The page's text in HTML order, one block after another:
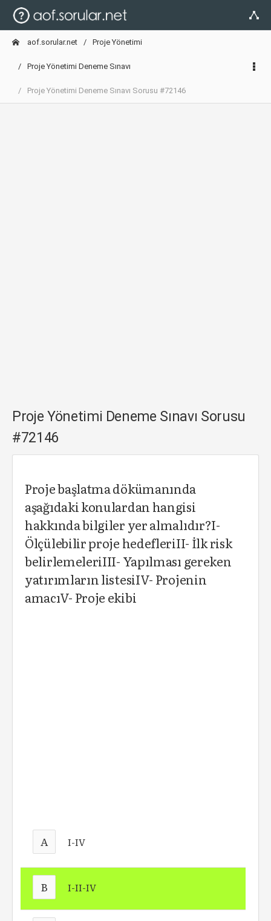
aof.sorular.net Proje Yönetimi
Proje Yönetimi Deneme Sınavı
Proje Yönetimi Deneme Sınavı Sorusu #72146
Proje Yönetimi Deneme Sınavı Sorusu
#72146
Proje başlatma dökümanında
aşağıdaki konulardan hangisi
hakkında bilgiler yer almalıdır?I-
Ölçülebilir proje hedefleriII- İlk risk
belirlemeleriIII- Yapılması gereken
yatırımların listesiIV- Projenin
amacıV- Proje ekibi
A I-IV
B I-II-IV